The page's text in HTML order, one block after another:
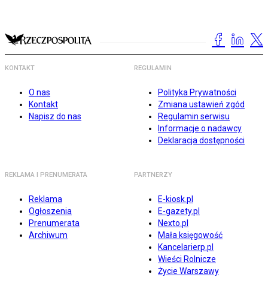
KONTAKT
O nas
Kontakt
Napisz do nas
REGULAMIN
Polityka Prywatności
Zmiana ustawień zgód
Regulamin serwisu
Informacje o nadawcy
Deklaracja dostępności
REKLAMA I PRENUMERATA
Reklama
Ogłoszenia
Prenumerata
Archiwum
PARTNERZY
E-kiosk.pl
E-gazety.pl
Nexto.pl
Mała księgowość
Kancelarierp.pl
Wieści Rolnicze
Życie Warszawy